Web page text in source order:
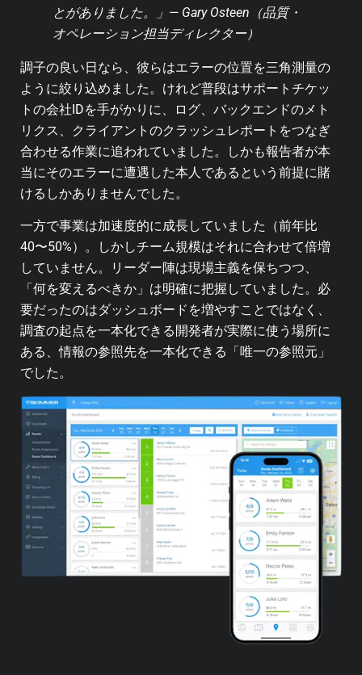
とがありました。」— Gary Osteen（品質・
オペレーション担当ディレクター）
調子の良い日なら、彼らはエラーの位置を三角測量の
ように絞り込めました。けれど普段はサポートチケッ
トの会社IDを手がかりに、ログ、バックエンドのメト
リクス、クライアントのクラッシュレポートをつなぎ
合わせる作業に追われていました。しかも報告者が本
当にそのエラーに遭遇した本人であるという前提に賭
けるしかありませんでした。
一方で事業は加速度的に成長していました（前年比
40〜50%）。しかしチーム規模はそれに合わせて倍増
していません。リーダー陣は現場主義を保ちつつ、
「何を変えるべきか」は明確に把握していました。必
要だったのはダッシュボードを増やすことではなく、
調査の起点を一本化できる開発者が実際に使う場所に
ある、情報の参照先を一本化できる「唯一の参照元」
でした。